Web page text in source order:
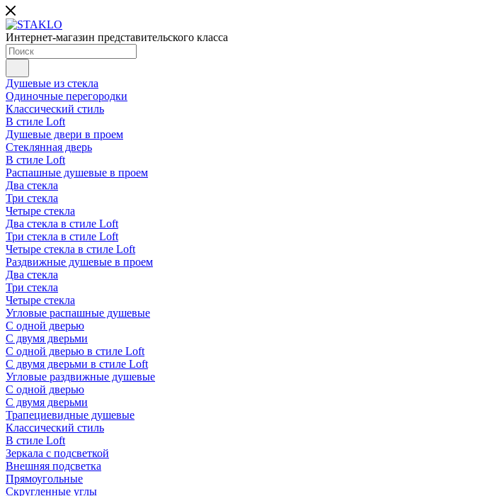
Интернет-магазин представительского класса
Душевые из стекла
Одиночные перегородки
Классический стиль
В стиле Loft
Душевые двери в проем
Стеклянная дверь
В стиле Loft
Распашные душевые в проем
Два стекла
Три стекла
Четыре стекла
Два стекла в стиле Loft
Три стекла в стиле Loft
Четыре стекла в стиле Loft
Раздвижные душевые в проем
Два стекла
Три стекла
Четыре стекла
Угловые распашные душевые
С одной дверью
С двумя дверьми
С одной дверью в стиле Loft
С двумя дверьми в стиле Loft
Угловые раздвижные душевые
С одной дверью
С двумя дверьми
Трапециевидные душевые
Классический стиль
В стиле Loft
Зеркала с подсветкой
Внешняя подсветка
Прямоугольные
Скругленные углы